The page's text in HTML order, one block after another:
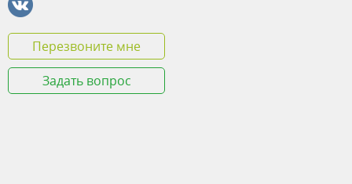
Перезвоните мне
Задать вопрос